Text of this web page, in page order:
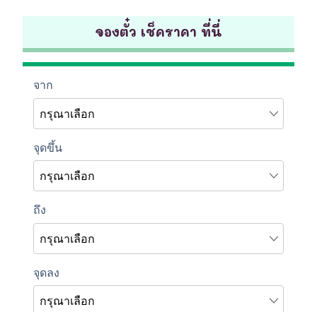
จองตั๋ว เช็คราคา ที่นี่